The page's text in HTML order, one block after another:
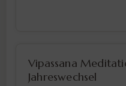
Vipassana
Jahreswechsel